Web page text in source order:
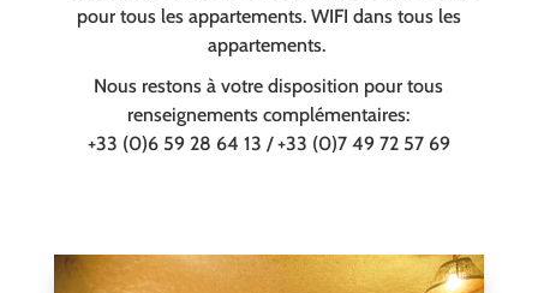
pour tous les appartements. WIFI dans tous les
appartements.
Nous restons à votre disposition pour tous
renseignements complémentaires:
+33 (0)6 59 28 64 13 / +33 (0)7 49 72 57 69